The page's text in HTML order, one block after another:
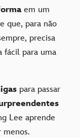
em um
que, para não
precisa
fácil para uma
para passar
Lee aprende
menos.